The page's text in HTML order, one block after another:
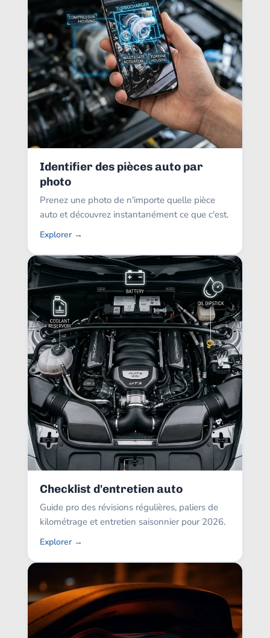
Identifier des pièces auto par
photo
Prenez une photo de n'importe quelle pièce
auto et découvrez instantanément ce que c'est.
Explorer →
Checklist d'entretien auto
Guide pro des révisions régulières, paliers de
kilométrage et entretien saisonnier pour 2026.
Explorer →